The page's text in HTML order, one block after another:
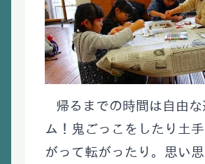
帰るまでの時間は自由な
ム！鬼ごっこをしたり土
がって転がったり。思い